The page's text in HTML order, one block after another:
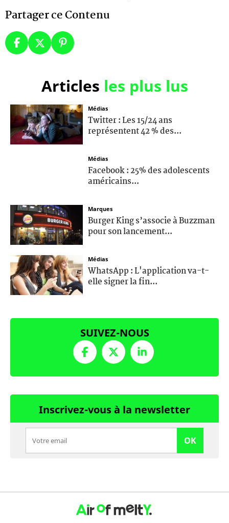
Partager ce Contenu
Articles les plus lus
Médias
Twitter : Les 15/24 ans
représentent 42 % des...
Médias
Facebook : 25% des adolescents
américains...
Marques
Burger King s’associe à Buzzman
pour son lancement...
Médias
WhatsApp : L'application va-t-
elle signer la fin...
SUIVEZ-NOUS
Inscrivez-vous à la newsletter
OK